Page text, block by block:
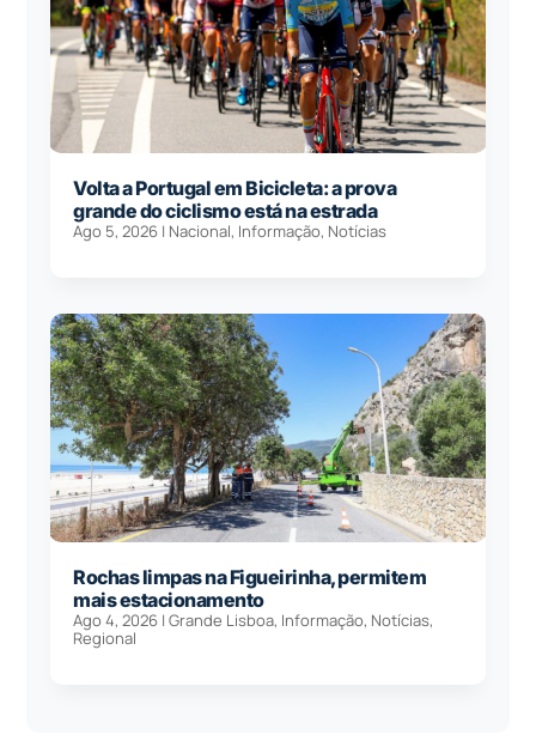
Volta a Portugal em Bicicleta: a prova
grande do ciclismo está na estrada
Ago 5, 2026 | Nacional, Informação, Notícias
Rochas limpas na Figueirinha, permitem
mais estacionamento
Ago 4, 2026 |Grande Lisboa, Informação, Notícias,
Regional